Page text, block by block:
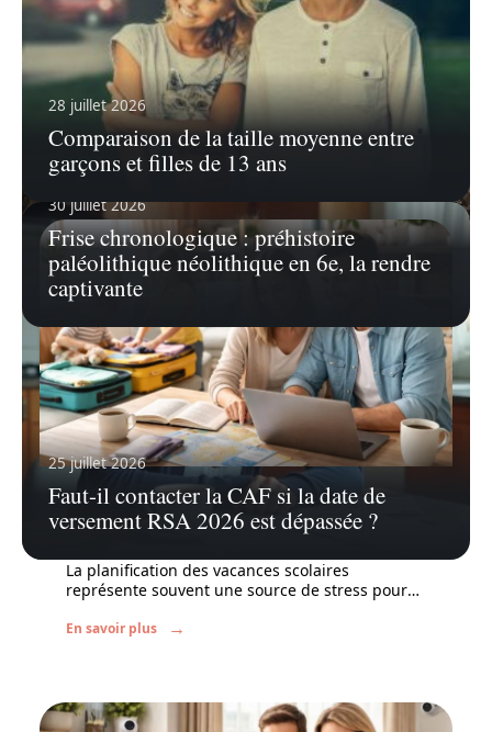
30 juillet 2026
Frise chronologique : préhistoire
paléolithique néolithique en 6e, la rendre
captivante
28 juillet 2026
Comparaison de la taille moyenne entre
garçons et filles de 13 ans
25 juillet 2026
Faut-il contacter la CAF si la date de
versement RSA 2026 est dépassée ?
31 juillet 2026
Top applis contrôle parental : gratuit ou
payant sur tablette Android
À l’ère du numérique, les parents se retrouvent
souvent confrontés à la…
En savoir plus
5 juillet 2026
Prochaine vacances scolaires : astuces
La planification des vacances scolaires
représente souvent une source de stress pour…
En savoir plus